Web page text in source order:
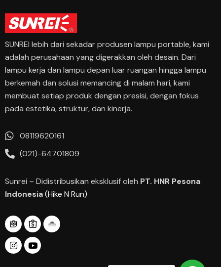
SUNREI lebih dari sekadar produsen lampu portable, kami
adalah perusahaan yang digerakkan oleh desain. Dari
lampu kerja dan lampu depan luar ruangan hingga lampu
berkemah dan solusi memancing di malam hari, kami
membuat setiap produk dengan presisi, dengan fokus
pada estetika, struktur, dan kinerja.
08119620161
(021)-64701809
Sunrei – Didistribusikan eksklusif oleh PT. HNR Pesona
Indonesia(Hike N Run)